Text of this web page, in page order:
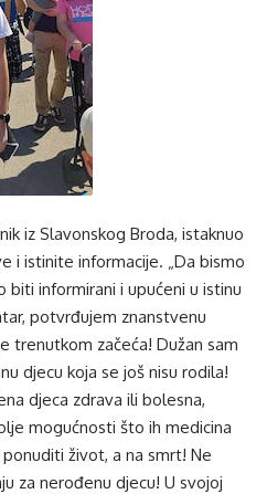
iz Slavonskog Broda, istaknuo
i istinite informacije. „Da bismo
informirani i upućeni u istinu
potvrđujem znanstvenu
trenutkom začeća! Dužan sam
djecu koja se još nisu rodila!
djeca zdrava ili bolesna,
mogućnosti što ih medicina
život, a na smrt! Ne
za nerođenu djecu! U svojoj